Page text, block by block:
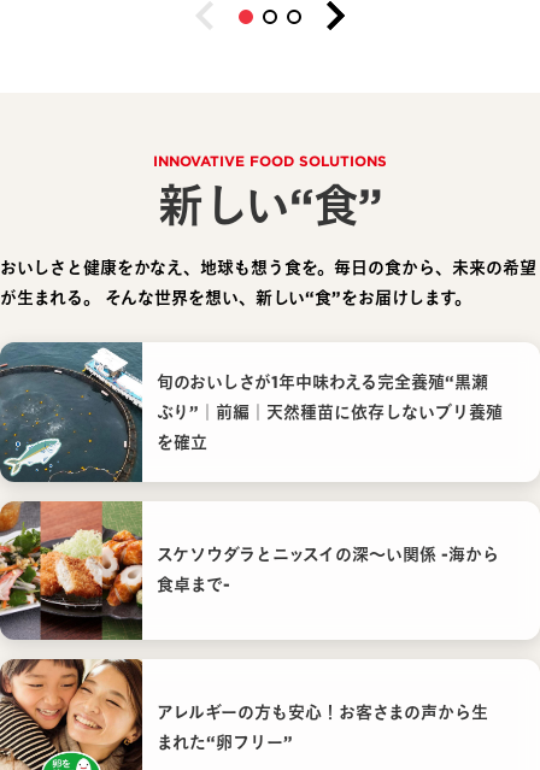
INNOVATIVE FOOD SOLUTIONS
新しい“食”
おいしさと健康をかなえ、地球も想う食を。毎日の食から、未来の希望
が生まれる。
そんな世界を想い、新しい“食”をお届けします。
旬のおいしさが1年中味わえる完全養殖“黒瀬
ぶり”｜前編｜天然種苗に依存しないブリ養殖
を確立
スケソウダラとニッスイの深〜い関係 -海から
食卓まで-
アレルギーの方も安心！お客さまの声から生
まれた“卵フリー”